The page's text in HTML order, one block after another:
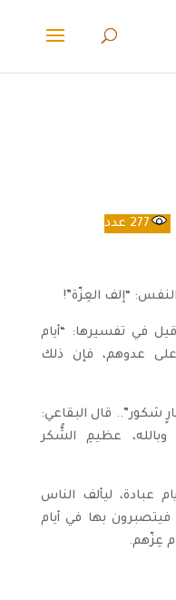
277 عدد
“إلف العِزّة”!
قيل في تفسيرها: “أيام
عدوهم، فإن ذلك
شكور”.. قال البقاعي:
وبالله، عظيمِ الشُّكر
عبادة، ليألف الناس
بها في أيام
عِزّهم.